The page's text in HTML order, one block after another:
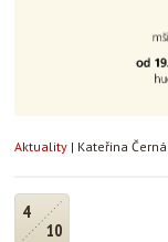
Aktuality | Kateřina Černá
4
10